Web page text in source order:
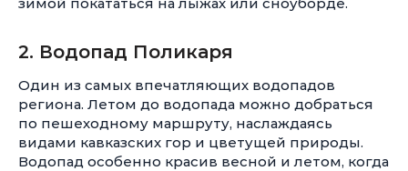
2. Водопад Поликаря
Один из самых впечатляющих водопадов
региона. Летом до водопада можно добраться
по пешеходному маршруту, наслаждаясь
видами кавказских гор и цветущей природы.
Водопад особенно красив весной и летом, когда